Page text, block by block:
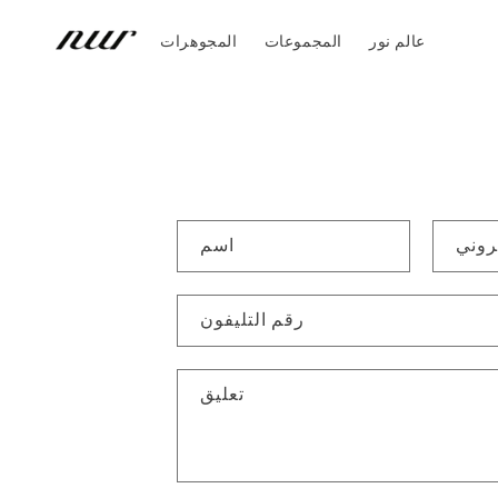
المحتوى
المجوهرات المجموعات عالم نور
اسم
رقم التليفون
تعليق